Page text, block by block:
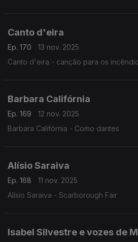
Canto d'eira
Ep. 170
13 nov. 2025
Canto d'eira - canção para os
Barbara Califórnia
Ep. 169
12 nov. 2025
Barbara Califórnia - Como dantes
Alísio Saraiva
Ep. 168
11 nov. 2025
Alísio Saraiva - Scarborough Fair
Isabel Silvestre e vozes de